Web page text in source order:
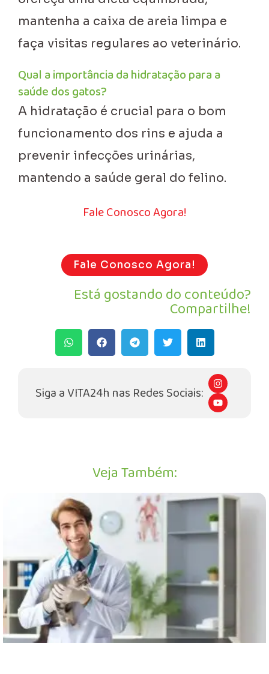
mantenha a caixa de areia limpa e
faça visitas regulares ao veterinário.
Qual a importância da hidratação para a
saúde dos gatos?
A hidratação é crucial para o bom
funcionamento dos rins e ajuda a
prevenir infecções urinárias,
mantendo a saúde geral do felino.
Fale Conosco Agora!
Fale Conosco Agora!
Está gostando do conteúdo?
Compartilhe!
Siga a VITA24h nas Redes Sociais:
I
n
s
t
a
Y
o
u
Veja Também: